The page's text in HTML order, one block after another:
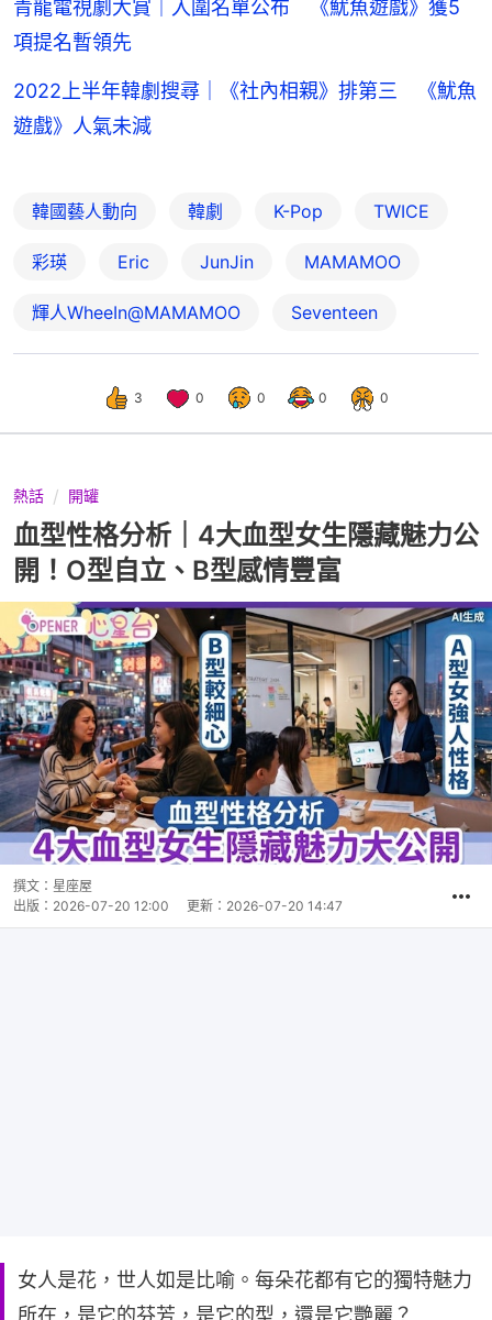
青龍電視劇大賞｜入圍名單公布 《魷魚遊戲》獲5
項提名暫領先
2022上半年韓劇搜尋｜《社內相親》排第三 《魷魚
遊戲》人氣未減
韓國藝人動向 韓劇 K-Pop TWICE
彩瑛 Eric JunJin MAMAMOO
輝人WheeIn@MAMAMOO Seventeen
3 0 0 0 0
熱話 開罐
血型性格分析｜4大血型女生隱藏魅力公
開！O型自立、B型感情豐富
撰文： 星座屋
出版： 2026-07-20 12:00 更新： 2026-07-20 14:47
女人是花，世人如是比喻。每朵花都有它的獨特魅力
所在，是它的芬芳，是它的型，還是它艷麗？